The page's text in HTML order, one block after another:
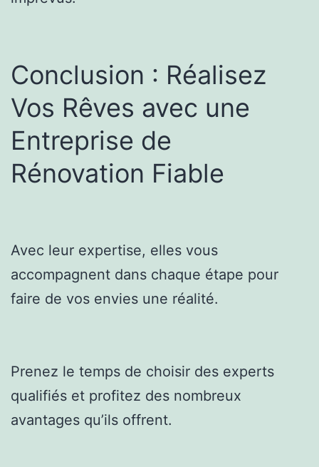
Conclusion : Réalisez
Vos Rêves avec une
Entreprise de
Rénovation Fiable
Avec leur expertise, elles vous
accompagnent dans chaque étape pour
faire de vos envies une réalité.
Prenez le temps de choisir des experts
qualifiés et profitez des nombreux
avantages qu’ils offrent.